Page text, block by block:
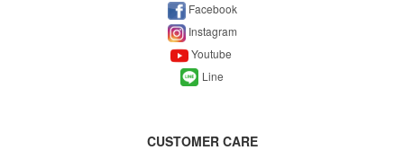
Facebook
Instagram
Youtube
Line
CUSTOMER CARE